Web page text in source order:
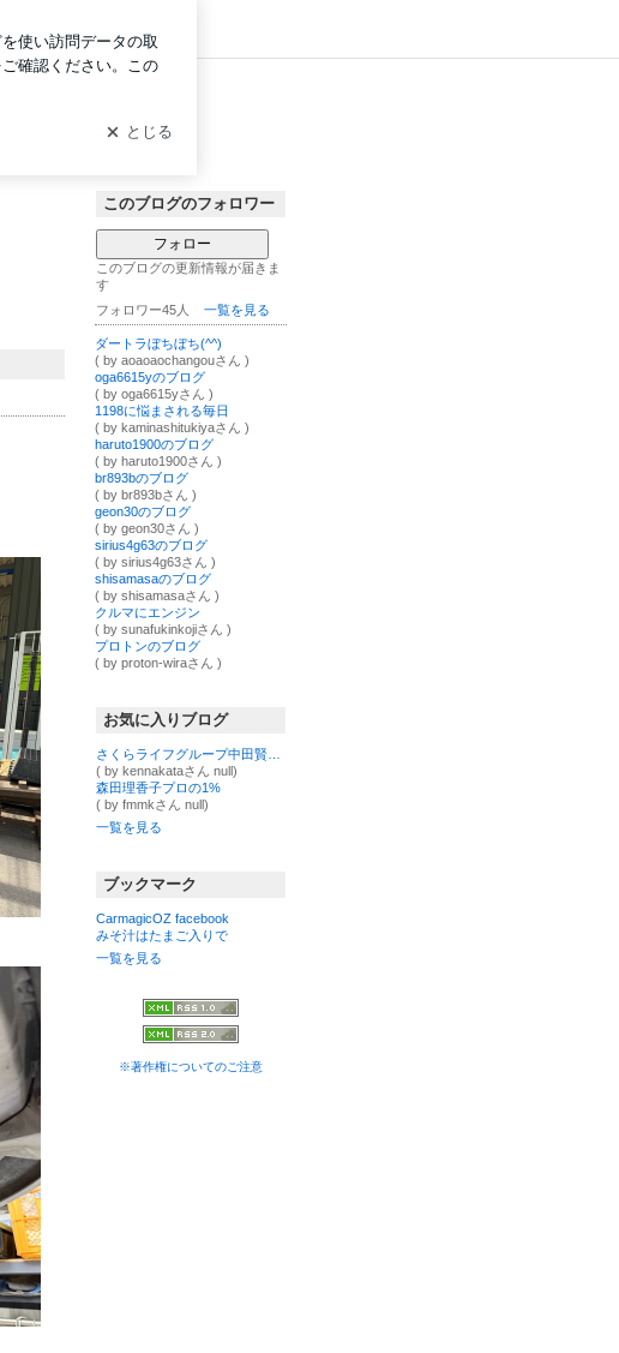
このブログのフォロワー
フォロー
このブログの更新情報が届きま
す
フォロワー45人
一覧を見る
ダートラぼちぼち(^^)
( by aoaoaochangouさん )
oga6615yのブログ
( by oga6615yさん )
1198に悩まされる毎日
( by kaminashitukiyaさん )
haruto1900のブログ
( by haruto1900さん )
br893bのブログ
( by br893bさん )
geon30のブログ
( by geon30さん )
sirius4g63のブログ
( by sirius4g63さん )
shisamasaのブログ
( by shisamasaさん )
クルマにエンジン
( by sunafukinkojiさん )
プロトンのブログ
( by proton-wiraさん )
お気に入りブログ
( by kennakataさん null)
森田理香子プロの1%
( by fmmkさん null)
一覧を見る
ブックマーク
CarmagicOZ facebook
みそ汁はたまご入りで
一覧を見る
※著作権についてのご注意